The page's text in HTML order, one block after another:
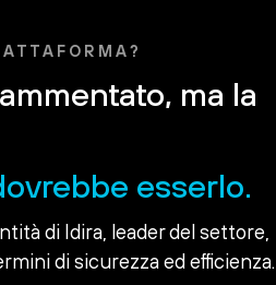
ma la
esserlo.
di Idira, leader del settore,
di sicurezza ed efficienza.